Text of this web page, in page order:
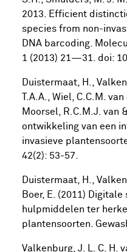
2013. Efficient
species from non-
DNA barcoding.
1 (2013) 21—31. doi:
Duistermaat, H.,
T.A.A., Wiel, C.C.M.
Moorsel, R.C.M.J. van
ontwikkeling van een
invasieve
42(2): 53-57.
Duistermaat, H.,
Boer, E. (2011)
hulpmiddelen ter
plantensoorten.
Valkenburg, J. L. C. H.